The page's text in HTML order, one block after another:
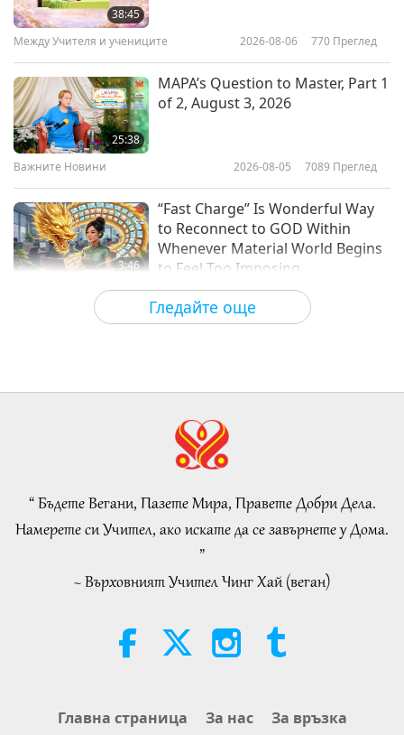
27:39
Вътрешното Учение на Чуанг
Гледайте още
38:45
Между Учителя и учениците 2026-08-06 770 Преглед
25:38
MAPA’s Question to Master, Part 1
of 2, August 3, 2026
Важните Новини 2026-08-05 7089 Преглед
3:46
“Fast Charge” Is Wonderful Way
to Reconnect to GOD Within
Whenever Material World Begins
to Feel Too Imposing
Важните Новини 2026-08-05 1204
38:07
22:27
Islamic Ethics on Water:
of 2
Слова на Мъдростта 2026-08-05 Преглед
21:56
Beyond Calcium: The Everyday
The Moon: Our Bright Celestial
Companion, Part 2 of 2
“ Бъдете Вегани, Пазете Мира, Правете Добри Дела.
Намерете си Учител, ако искате да се завърнете у Дома.
”
~ Върховният Учител Чинг Хай (веган)
Главна страница За нас За връзка